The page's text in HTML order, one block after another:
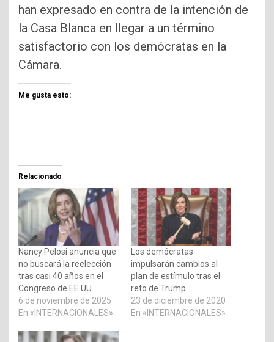
han expresado en contra de la intención de
la Casa Blanca en llegar a un término
satisfactorio con los demócratas en la
Cámara.
Me gusta esto:
Relacionado
Nancy Pelosi anuncia que
no buscará la reelección
tras casi 40 años en el
Congreso de EE.UU.
6 de noviembre de 2025
En «INTERNACIONALES»
Los demócratas
impulsarán cambios al
plan de estímulo tras el
reto de Trump
23 de diciembre de 2020
En «INTERNACIONALES»